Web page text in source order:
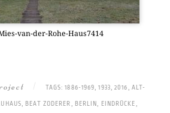
van-der-Rohe-Haus7414
TAGS:1886-1969,1933,2016, ALT-
, BEAT ZODERER, BERLIN, EINDRÜCKE,